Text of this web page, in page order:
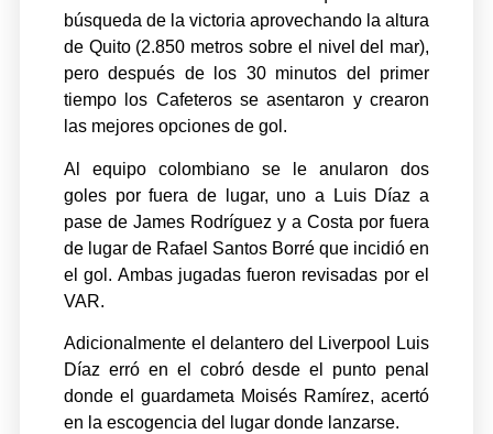
búsqueda de la victoria aprovechando la altura
de Quito (2.850 metros sobre el nivel del mar),
pero después de los 30 minutos del primer
tiempo los Cafeteros se asentaron y crearon
las mejores opciones de gol.
Al equipo colombiano se le anularon dos
goles por fuera de lugar, uno a Luis Díaz a
pase de James Rodríguez y a Costa por fuera
de lugar de Rafael Santos Borré que incidió en
el gol. Ambas jugadas fueron revisadas por el
VAR.
Adicionalmente el delantero del Liverpool Luis
Díaz erró en el cobró desde el punto penal
donde el guardameta Moisés Ramírez, acertó
en la escogencia del lugar donde lanzarse.